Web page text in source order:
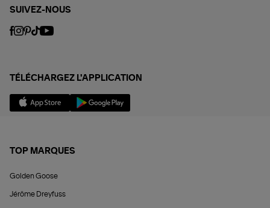
SUIVEZ-NOUS
TÉLÉCHARGEZ L'APPLICATION
TOP MARQUES
Golden Goose
Jérôme Dreyfuss